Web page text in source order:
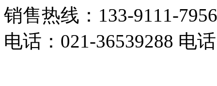
销售热线：133-9111-7956
电话：021-36539288 电